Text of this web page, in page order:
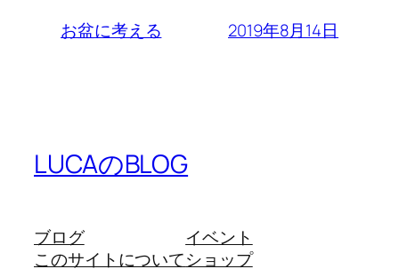
お盆に考える 2019年8月14日
LUCAのBLOG
ブログ
このサイトについて
イベント
ショップ